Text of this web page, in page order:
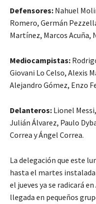
Defensores: Nahuel
Romero, Germán
Martínez, Marcos Acuña,
Mediocampistas:
Giovani Lo Celso, Alexis
Alejandro Gómez, Enzo
Delanteros: Lionel
Julián Álvarez, Paulo
Correa y Ángel Correa.
La delegación que este
hasta el martes instalada
el jueves ya se radicará
llegada en pequeños